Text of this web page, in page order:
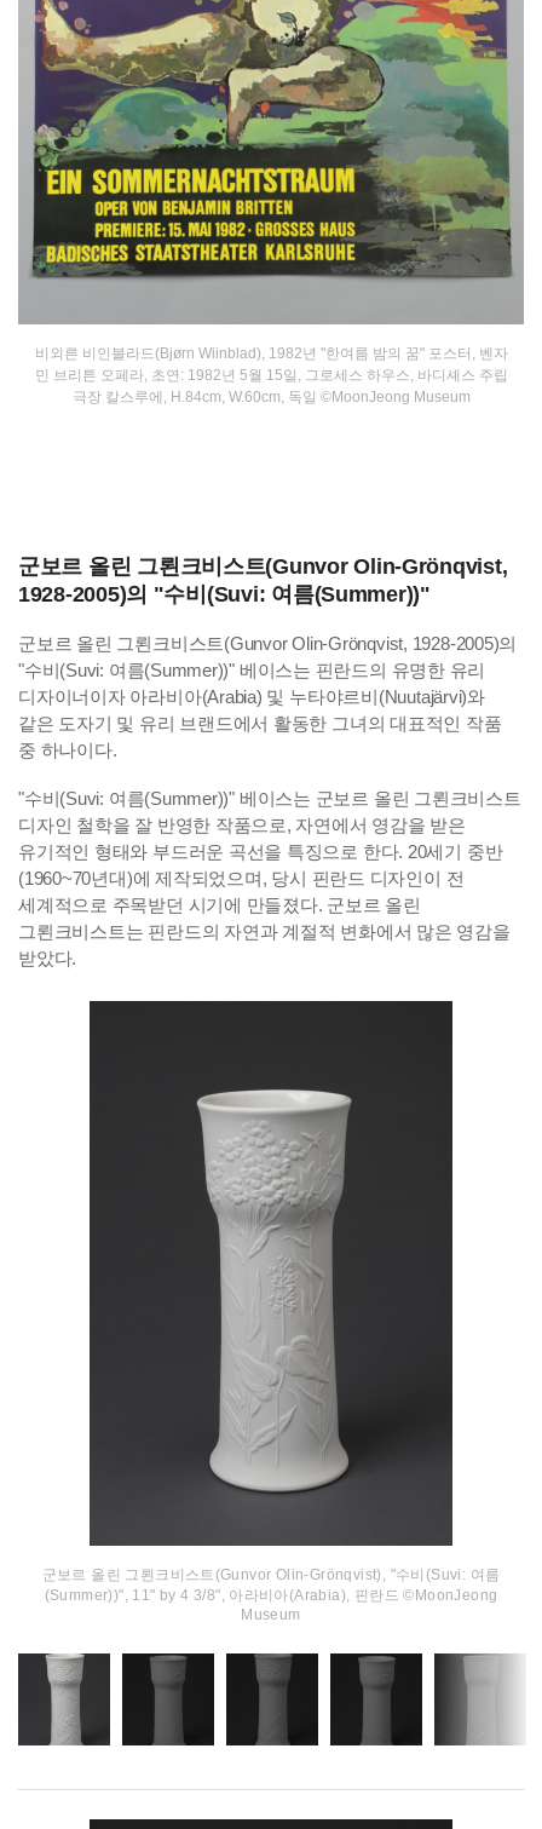
비외른 비인블라드(Bjørn Wiinblad), 1982년 "한여름 밤의 꿈" 포스터, 벤자
민 브리튼 오페라, 초연: 1982년 5월 15일, 그로세스 하우스, 바디셰스 주립
극장 칼스루에, H.84cm, W.60cm, 독일 ©MoonJeong Museum
군보르 올린 그뢴크비스트(Gunvor Olin-Grönqvist,
1928-2005)의 "수비(Suvi: 여름(Summer))"
군보르 올린 그뢴크비스트(Gunvor Olin-Grönqvist, 1928-2005)의
"수비(Suvi: 여름(Summer))" 베이스는 핀란드의 유명한 유리
디자이너이자 아라비아(Arabia) 및 누타야르비(Nuutajärvi)와
같은 도자기 및 유리 브랜드에서 활동한 그녀의 대표적인 작품
중 하나이다.
"수비(Suvi: 여름(Summer))" 베이스는 군보르 올린 그뢴크비스트
디자인 철학을 잘 반영한 작품으로, 자연에서 영감을 받은
유기적인 형태와 부드러운 곡선을 특징으로 한다. 20세기 중반
(1960~70년대)에 제작되었으며, 당시 핀란드 디자인이 전
세계적으로 주목받던 시기에 만들졌다. 군보르 올린
그뢴크비스트는 핀란드의 자연과 계절적 변화에서 많은 영감을
받았다.
군보르 올린 그뢴크비스트(Gunvor Olin-Grönqvist), "수비(Suvi: 여름
(Summer))", 11" by 4 3/8", 아라비아(Arabia), 핀란드 ©MoonJeong
Museum